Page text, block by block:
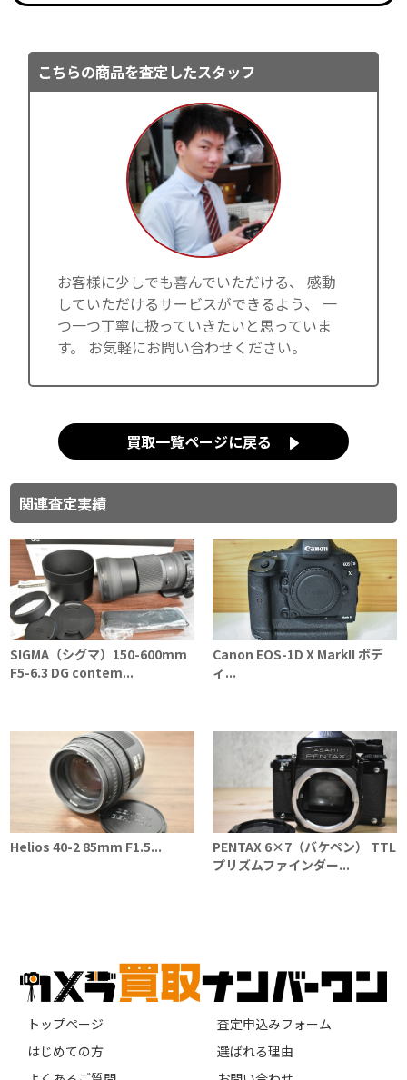
こちらの商品を査定したスタッフ
お客様に少しでも喜んでいただける、 感動
していただけるサービスができるよう、 一
つ一つ丁寧に扱っていきたいと思っていま
す。 お気軽にお問い合わせください。
買取一覧ページに戻る
関連査定実績
SIGMA（シグマ）150-600mm
F5-6.3 DG contem...
Canon EOS-1D X MarkII ボデ
ィ...
Helios 40-2 85mm F1.5...
PENTAX 6×7（バケペン） TTL
プリズムファインダー...
トップページ
査定申込みフォーム
はじめての方
選ばれる理由